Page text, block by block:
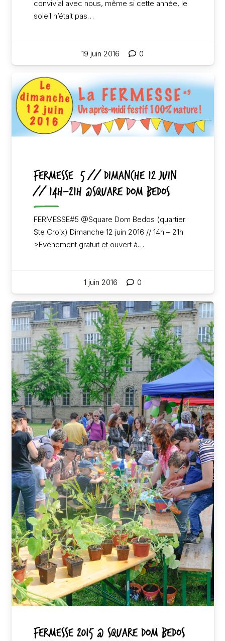
convivial avec nous, même si cette année, le
soleil n’était pas…
19 juin 2016 0
FERMESSE #5 // Dimanche 12 juin
// 14h-21h @Square Dom Bedos
FERMESSE#5 @Square Dom Bedos (quartier
Ste Croix) Dimanche 12 juin 2016 // 14h – 21h
>Evénement gratuit et ouvert à…
1 juin 2016 0
Fermesse 2015 @ Square Dom Bedos